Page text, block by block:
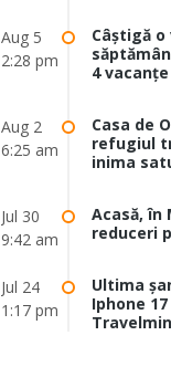
Aug 5
2:28 pm
Câștigă
4
Aug 2
6:25 am
Casa de
refugiul
inima
Jul 30
9:42 am
Acasă, în
reduceri
Jul 24
1:17 pm
Ultima
Iphone